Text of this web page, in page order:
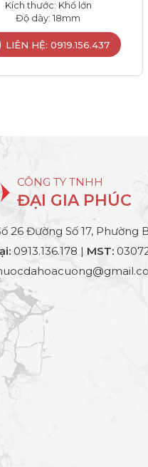
Kích thước: Khổ lớn
Độ dày: 18mm
LIÊN HỆ: 0919.156.437
CÔNG TY TNHH
ĐẠI GIA PHÚC
26 Đường Số 17, Phường
0913.136.178 | MST: